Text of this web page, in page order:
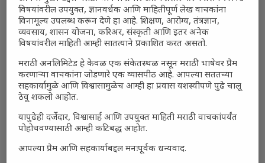
विषयांवरील उपयुक्त, ज्ञानवर्धक आणि माहितीपूर्ण लेख वाचकांना
विनामूल्य उपलब्ध करून देणे हा आहे. शिक्षण, आरोग्य, तंत्रज्ञान,
व्यवसाय, शासन योजना, करिअर, संस्कृती आणि इतर अनेक
विषयांवरील माहिती आम्ही सातत्याने प्रकाशित करत असतो.
मराठी अनलिमिटेड हे केवळ एक संकेतस्थळ नसून मराठी भाषेवर प्रेम
करणाऱ्या वाचकांना जोडणारे एक व्यासपीठ आहे. आपल्या सततच्या
सहकार्यामुळे आणि विश्वासामुळेच आम्ही हा प्रवास यशस्वीपणे पुढे चालू
ठेवू शकलो आहोत.
यापुढेही दर्जेदार, विश्वासार्ह आणि उपयुक्त माहिती मराठी वाचकांपर्यंत
पोहोचवण्यासाठी आम्ही कटिबद्ध आहोत.
आपल्या प्रेम आणि सहकार्याबद्दल मनःपूर्वक धन्यवाद.